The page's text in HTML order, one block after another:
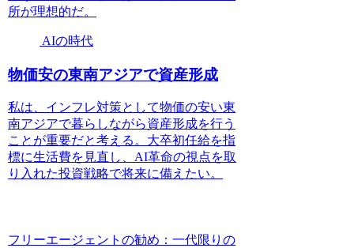
所が理想的だ。
AIの時代
物価安の東南アジアで資産形成
私は、インフレ対策として物価の安い東
南アジアで暮らしながら資産形成を行う
ことが重要だと考える。大卒初任給を指
標に生活費を見直し、AI革命の視点を取
り入れた投資戦略で将来に備えたい。
フリーエージェントの勧め：一代限りの